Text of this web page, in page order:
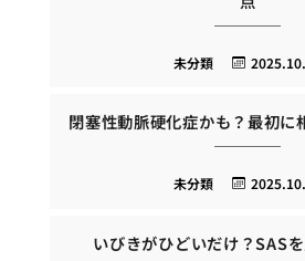
未分類
閉塞性動脈硬化症かも？最初に
未分類
いびきがひどいだけ？SAS